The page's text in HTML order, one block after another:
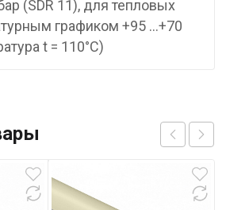
(SDR 11), для тепловых
графиком +95 …+70
t = 110°С)